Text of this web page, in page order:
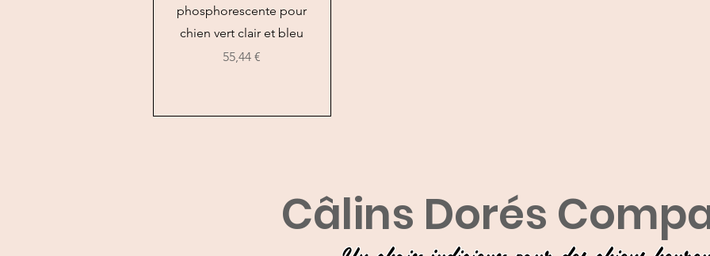
phosphorescente pour
chien vert clair et bleu
Prezzo
55,44 €
Câlins Dorés